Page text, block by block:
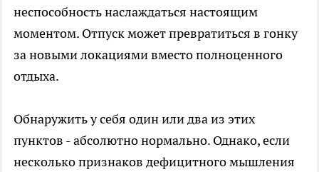
неспособность наслаждаться настоящим
моментом. Отпуск может превратиться в гонку
за новыми локациями вместо полноценного
отдыха.
Обнаружить у себя один или два из этих
пунктов - абсолютно нормально. Однако, если
несколько признаков дефицитного мышления